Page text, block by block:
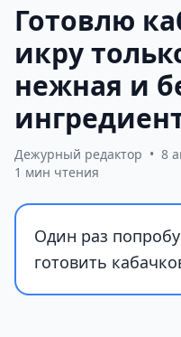
Готовлю
икру
нежная и
Дежурный редактор • 8
1 мин чтения
Один раз
готовить